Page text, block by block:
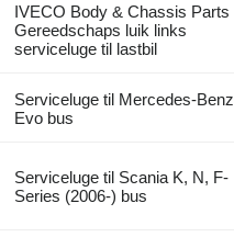
IVECO Body & Chassis Parts
Gereedschaps luik links
serviceluge til lastbil
Serviceluge til Mercedes-Benz
Evo bus
Serviceluge til Scania K, N, F-
Series (2006-) bus